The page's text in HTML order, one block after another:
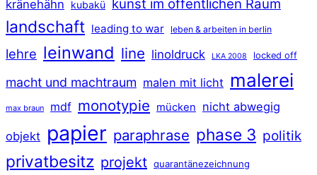
kränehähn kubakü kunst im öffentlichen Raum
landschaft leading to war leben & arbeiten in berlin
lehre leinwand line linoldruck LKA 2008 locked off
macht und machtraum malen mit licht malerei
max braun mdf monotypie mücken nicht abwegig
objekt papier paraphrase phase 3 politik
privatbesitz projekt quarantänezeichnung